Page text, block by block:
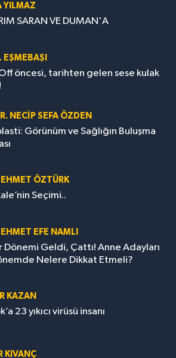
YILMAZ
SARAN VE DUMAN'A
EŞMEBAŞI
öncesi, tarihten gelen sese kulak
NECIP SEFA ÖZDEN
Görünüm ve Sağlığın Buluşma
ÖZTÜRK
Seçimi..
EFE NAMLI
Dönemi Geldi, Çattı! Anne Adayları
Nelere Dikkat Etmeli?
KAZAN
23 yıkıcı virüsü insanı
KIVANÇ